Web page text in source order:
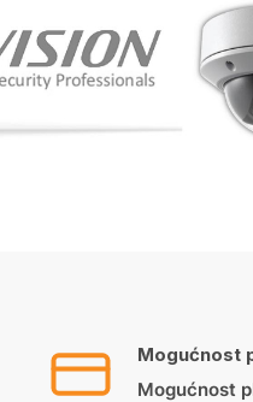
Mogućnost
Mogućnost